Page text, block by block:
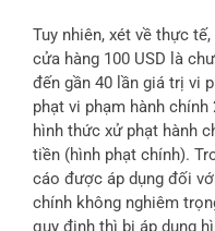
Tuy nhiên, xét về thực
cửa hàng 100 USD là
đến gần 40 lần giá trị vi
phạt vi phạm hành
hình thức xử phạt hành
tiền (hình phạt chính).
cáo được áp dụng đối
chính không nghiêm
quy định thì bị áp dụng